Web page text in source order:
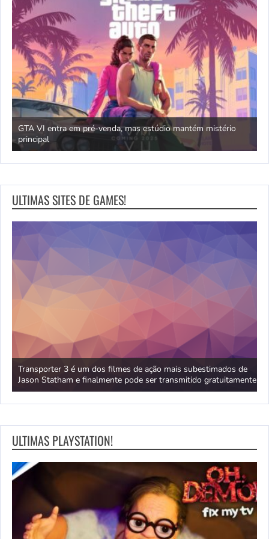
GTA VI entra em pré-venda, mas estúdio mantém mistério
principal
ULTIMAS SITES DE GAMES!
Transporter 3 é um dos filmes de ação mais subestimados de
Jason Statham e finalmente pode ser transmitido gratuitamente
ULTIMAS PLAYSTATION!